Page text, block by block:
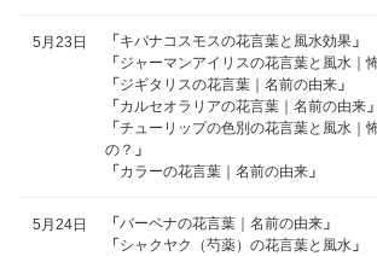
5月23日 「 キバナコスモスの花言葉と風水効果 」
「 ジャーマンアイリスの花言葉と風水｜
「 ジギタリスの花言葉｜名前の由来 」
「 カルセオラリアの花言葉｜名前の由来 」
「 チューリップの色別の花言葉と風水｜
の？ 」
「 カラーの花言葉｜名前の由来 」
5月24日 「 バーベナの花言葉｜名前の由来 」
「 シャクヤク（芍薬）の花言葉と風水 」